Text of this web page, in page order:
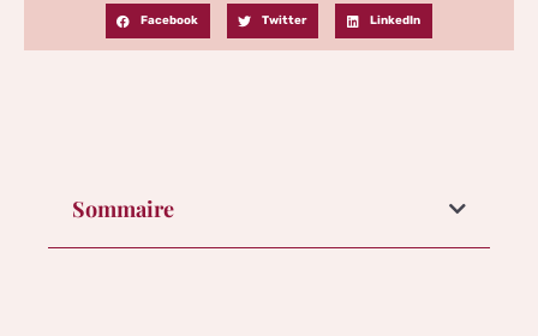
Facebook Twitter LinkedIn
Sommaire